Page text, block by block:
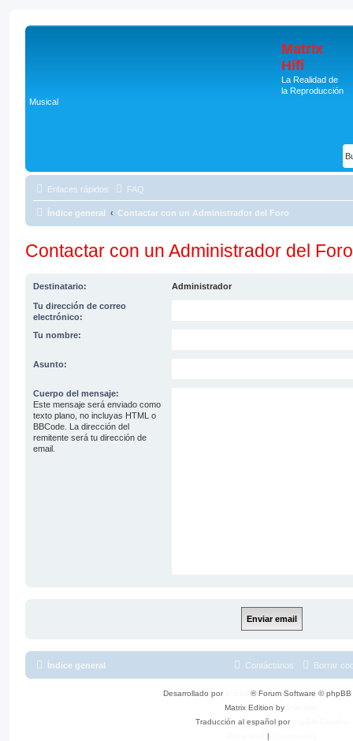
Matrix
Hifi
La Realidad de
la Reproducción
Musical
Enlaces rápidos FAQ
Índice general Contactar con un Administrador del Foro
Contactar con un Administrador del Foro
Destinatario: Administrador
Tu dirección de correo
electrónico:
Tu nombre:
Asunto:
Cuerpo del mensaje:
Este mensaje será enviado como
texto plano, no incluyas HTML o
BBCode. La dirección del
remitente será tu dirección de
email.
Índice general Borrar
Contáctanos
Desarrollado por
® Forum Software © phpBB
Matrix Edition by
Traducción al español por
|